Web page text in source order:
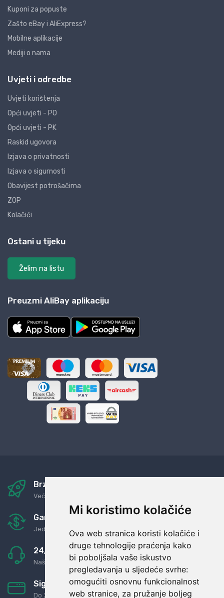
Mi koristimo kolačiće
Ova web stranica koristi kolačiće i
druge tehnologije praćenja kako
bi poboljšala vaše iskustvo
pregledavanja u sljedeće svrhe:
omogućiti osnovnu funkcionalnost
web stranice, za pružanje boljeg
Kuponi za popuste
Zašto eBay i AliExpress?
Mobilne aplikacije
Mediji o nama
Uvjeti i odredbe
Uvjeti korištenja
Opći uvjeti - PO
Opći uvjeti - PK
Raskid ugovora
Izjava o privatnosti
Izjava o sigurnosti
Obavijest potrošačima
ZOP
Kolačići
Ostani u tijeku
Želim na listu
Preuzmi AliBay aplikaciju
Brza i sigurna dostava
Već za nekoliko dana kod vas
Garancija u povrat novaca
Jednostavno pravilo: Roba za novac
24/7 odlična podrška
Naši agenti uvijek na raspolaganju
Sigurno obročno plaćanje
Do 24 rata bez kamata